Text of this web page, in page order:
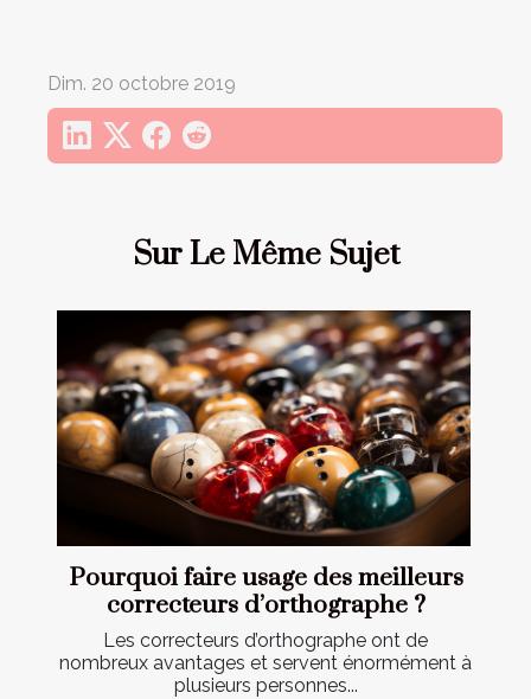
Sur Le Même Sujet
Pourquoi faire usage des meilleurs
correcteurs d’orthographe ?
Les correcteurs d’orthographe ont de
nombreux avantages et servent énormément à
plusieurs personnes...
Dim. 20 octobre 2019